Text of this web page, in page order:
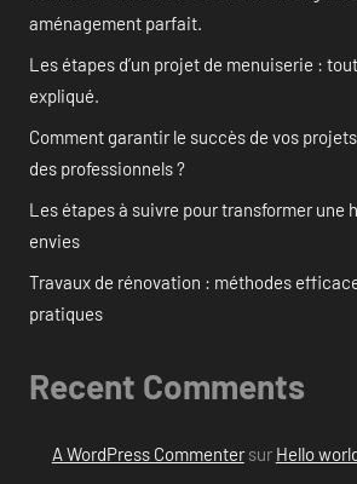
aménagement parfait.
Les étapes d’un projet de menuiserie :
expliqué.
Comment garantir le succès de vos
des professionnels ?
Les étapes à suivre pour transformer une
envies
Travaux de rénovation : méthodes
pratiques
Recent Comments
A WordPress Commentersur Hello